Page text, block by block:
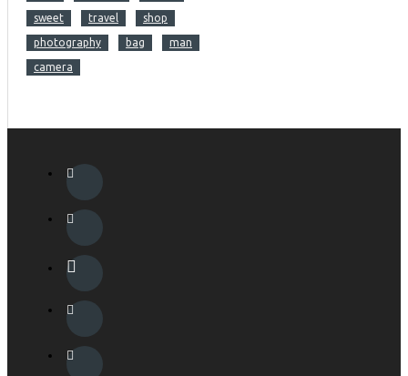
sweet travel shop
photography bag man
camera